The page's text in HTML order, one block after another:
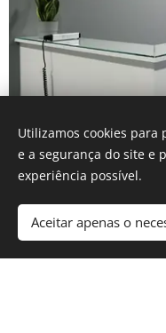
Utilizamos cookies
e a segurança do site e
experiência possível.
Aceitar apenas o